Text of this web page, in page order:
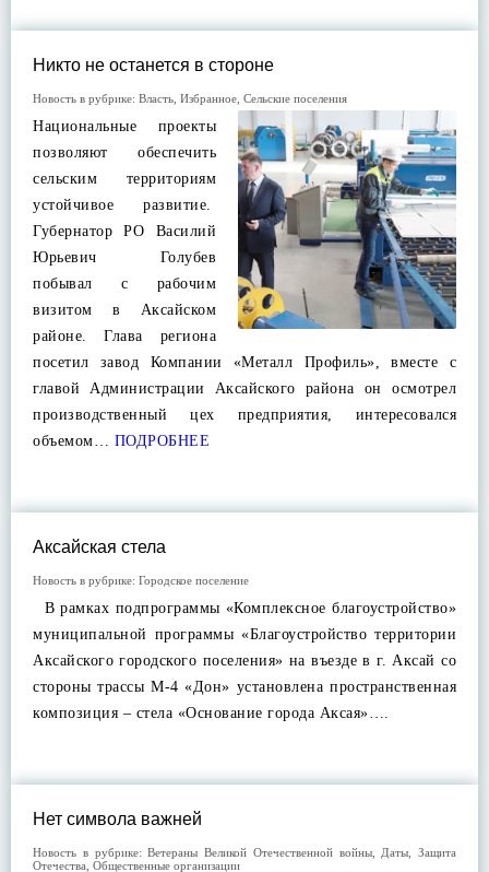
Никто не останется в стороне
Новость в рубрике: Власть Избранное Сельские поселения
Национальные проекты
позволяют обеспечить
сельским территориям
устойчивое развитие.
Губернатор РО Василий
Юрьевич Голубев
побывал с рабочим
визитом в Аксайском
районе. Глава региона
посетил завод Компании «Металл Профиль», вместе с
главой Администрации Аксайского района он осмотрел
производственный цех предприятия, интересовался
объемом… ПОДРОБНЕЕ
Аксайская стела
Новость в рубрике: Городское поселение
В рамках подпрограммы «Комплексное благоустройство»
муниципальной программы «Благоустройство территории
Аксайского городского поселения» на въезде в г. Аксай со
стороны трассы М-4 «Дон» установлена пространственная
композиция – стела «Основание города Аксая»….
Нет символа важней
Новость в рубрике:Ветераны Великой Отечественной войны, Даты
Защита
Отечества Общественные организации